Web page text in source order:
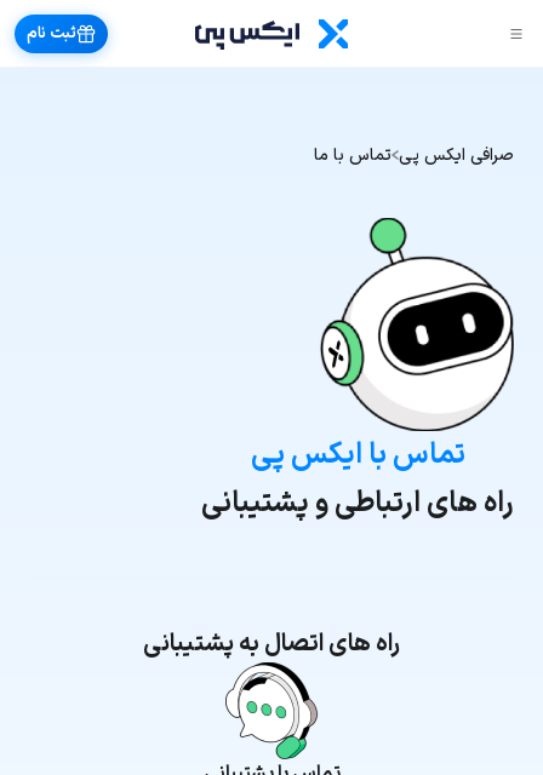
ثبت نام
صرافی ایکس پی تماس با ما
تماس با ایکس پی
راه های ارتباطی و پشتیبانی
راه های اتصال به پشتیبانی